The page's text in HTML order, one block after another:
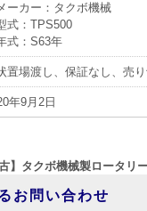
ーカー：タクボ機械
式：TPS500
式：S63年
置場渡し、保証なし、売
年9月2日
】タクボ機械製ロータリ
お問い合わせ